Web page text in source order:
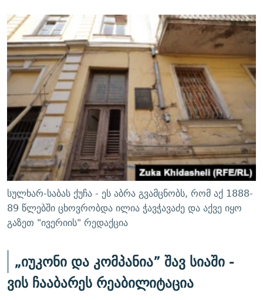
სულხარ-საბას ქუჩა - ეს აბრა გვამცნობს, რომ აქ 1888-
89 წლებში ცხოვრობდა ილია ჭავჭავაძე და აქვე იყო
გაზეთ "ივერიის" რედაქცია
„იუკონი და კომპანია” შავ სიაში -
ვის ჩააბარეს რეაბილიტაცია